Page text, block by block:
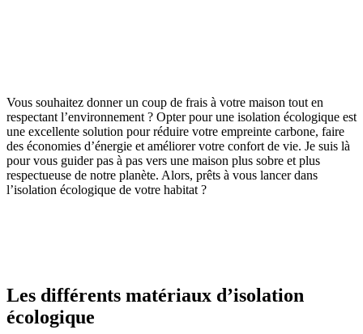
Vous souhaitez donner un coup de frais à votre maison tout en
respectant l’environnement ? Opter pour une isolation écologique est
une excellente solution pour réduire votre empreinte carbone, faire
des économies d’énergie et améliorer votre confort de vie. Je suis là
pour vous guider pas à pas vers une maison plus sobre et plus
respectueuse de notre planète. Alors, prêts à vous lancer dans
l’isolation écologique de votre habitat ?
Les différents matériaux d’isolation
écologique